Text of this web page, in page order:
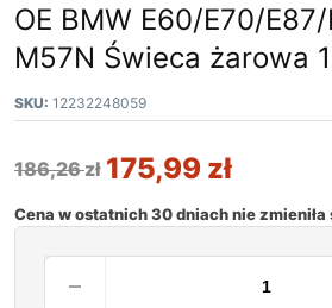
OE BMW E60/E70/
M57N Świeca żarowa
SKU: 12232248059
186,26zł 175,99 zł
Cena w ostatnich 30 dniach nie zmieniła